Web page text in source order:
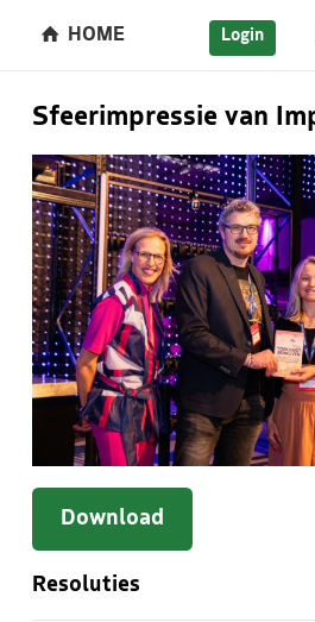
HOME Login
Sfeerimpressie van
Download
Resoluties